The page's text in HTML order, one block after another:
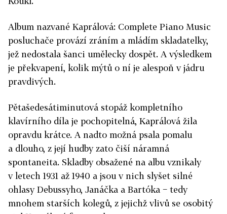
Album nazvané Kaprálová: Complete Piano Music
posluchače provází zráním a mládím skladatelky,
jež nedostala šanci umělecky dospět. A výsledkem
je překvapení, kolik mýtů o ní je alespoň v jádru
pravdivých.
Pětašedesátiminutová stopáž kompletního
klavírního díla je pochopitelná, Kaprálová žila
opravdu krátce. A nadto možná psala pomalu
a dlouho, z její hudby zato čiší náramná
spontaneita. Skladby obsažené na albu vznikaly
v letech 1931 až 1940 a jsou v nich slyšet silné
ohlasy Debussyho, Janáčka a Bartóka − tedy
mnohem starších kolegů, z jejichž vlivů se osobitý